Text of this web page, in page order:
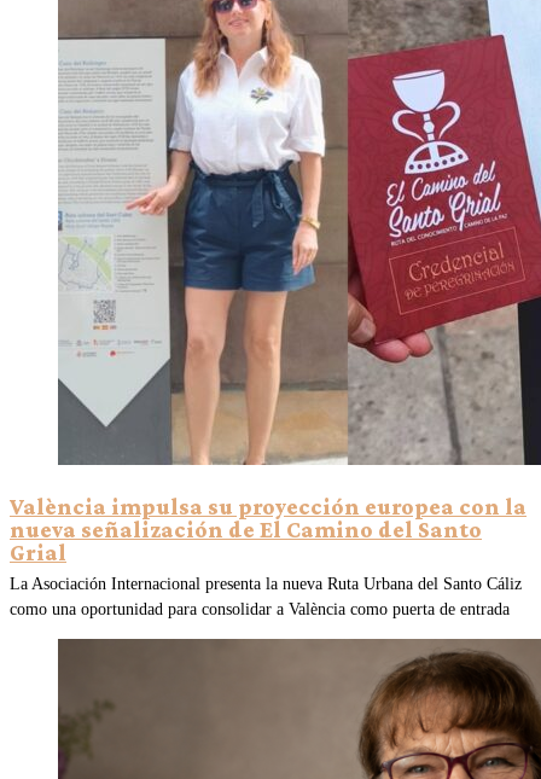
València impulsa su proyección europea con la
nueva señalización de El Camino del Santo
Grial
La Asociación Internacional presenta la nueva Ruta Urbana del Santo Cáliz
como una oportunidad para consolidar a València como puerta de entrada